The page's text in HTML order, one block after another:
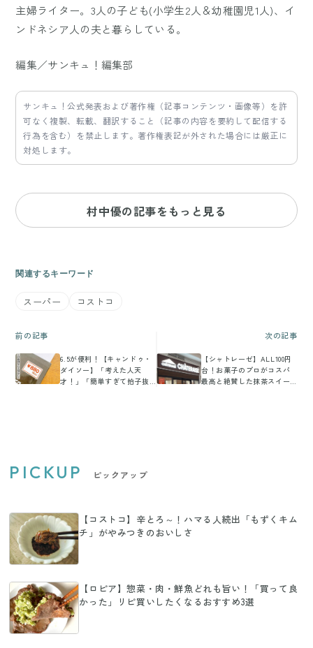
主婦ライター。3人の子ども(小学生2人＆幼稚園児1人)、イ
ンドネシア人の夫と暮らしている。
編集／サンキュ！編集部
サンキュ！公式発表および著作権（記事コンテンツ・画像等）を許
可なく複製、転載、翻訳すること（記事の内容を要約して配信する
行為を含む）を禁止します。著作権表記が外された場合には厳正に
対処します。
村中優の記事をもっと見る
関連するキーワード
スーパー コストコ
前の記事
6.5が便利！【キャンドゥ・
ダイソー】「考えた人天
才！」「簡単すぎて拍子抜
次の記事
【シャトレーゼ】ALL100円
台！お菓子のプロがコスパ
最高と絶賛した抹茶スイー
PICKUP ピックアップ
【コストコ】辛とろ～！ハマる人続出「もずくキム
チ」がやみつきのおいしさ
【ロピア】惣菜・肉・鮮魚どれも旨い！「買って良
かった」リピ買いしたくなるおすすめ3選